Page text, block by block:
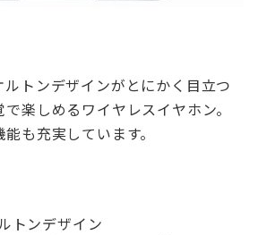
トンデザインがとにかく目立つ
楽しめるワイヤレスイヤホン。
も充実しています。
トンデザイン